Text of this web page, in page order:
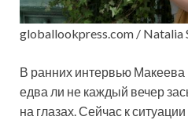
globallookpress.com / Natalia
В ранних интервью Макеева
едва ли не каждый вечер
на глазах. Сейчас к